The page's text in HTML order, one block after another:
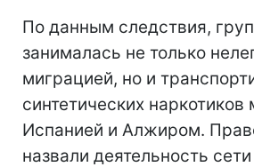
По данным следствия,
занималась не только
миграцией, но и
синтетических
Испанией и Алжиром.
назвали деятельность